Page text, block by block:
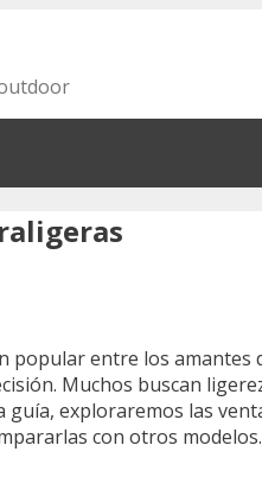
popular entre los amantes
Muchos buscan
exploraremos las
con otros